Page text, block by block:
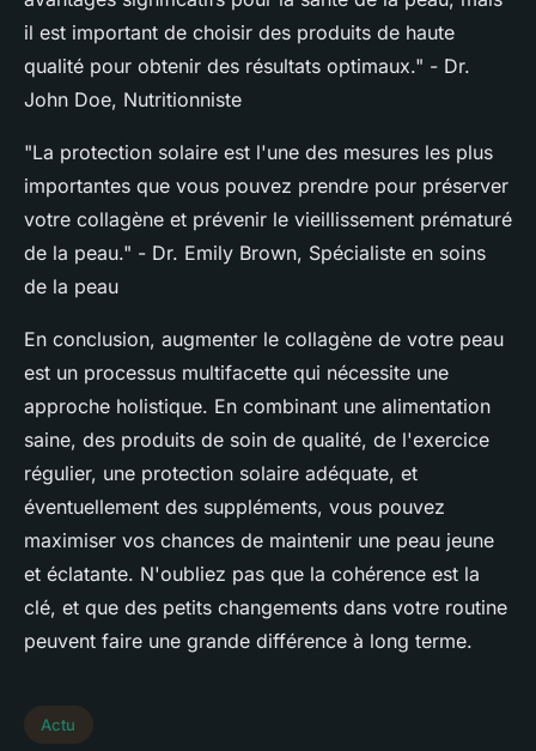
il est important de choisir des produits de haute
qualité pour obtenir des résultats optimaux." - Dr.
John Doe, Nutritionniste
"La protection solaire est l'une des mesures les plus
importantes que vous pouvez prendre pour préserver
votre collagène et prévenir le vieillissement prématuré
de la peau." - Dr. Emily Brown, Spécialiste en soins
de la peau
En conclusion, augmenter le collagène de votre peau
est un processus multifacette qui nécessite une
approche holistique. En combinant une alimentation
saine, des produits de soin de qualité, de l'exercice
régulier, une protection solaire adéquate, et
éventuellement des suppléments, vous pouvez
maximiser vos chances de maintenir une peau jeune
et éclatante. N'oubliez pas que la cohérence est la
clé, et que des petits changements dans votre routine
peuvent faire une grande différence à long terme.
Actu